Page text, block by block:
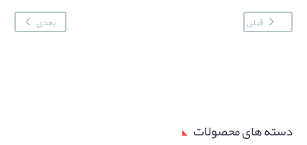
قبلی بعدی
دسته های محصولات